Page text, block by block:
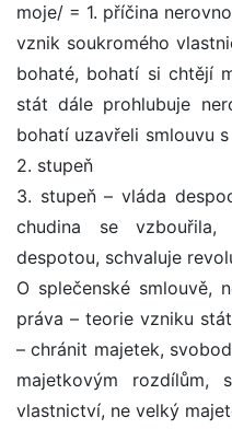
moje/ = 1. příčina
vznik soukromého
bohaté, bohatí si chtějí
stát dále prohlubuje
bohatí uzavřeli smlouvu
2. stupeň
3. stupeň – vláda
chudina se
despotou, schvaluje
O splečenské smlouvě,
práva – teorie vzniku
– chránit majetek,
majetkovým rozdílům,
vlastnictví, ne velký